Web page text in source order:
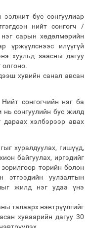
бус сонгуулиар
нийт сонгогч /
нэг сарын хөдөлмөрийн
үржүүлснээс илүүгүй
хуульд заасны дагуу
олгоно.
хувийн санал авсан
сонгогчийн нэг ба
сонгуулийн бус жилд
дараах хэлбэрээр авах
хуралдуулах, гишүүд,
байгуулах, иргэдийг
төрийн болон
этгээдийн уулзалтын
жилд нэг удаа үнэ
талаарх нэвтрүүлгийг
хуваарийн дагуу 30